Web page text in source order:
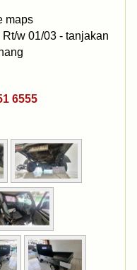
maps
w 01/03 - tanjakan
6555